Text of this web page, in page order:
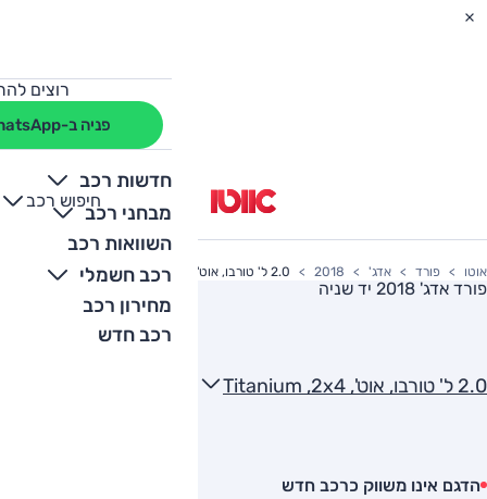
רוצים
פניה ב-WhatsApp
חדשות רכב
מבחני רכב
השוואות רכב
רכב חשמלי
מחירון רכב
רכב חדש
חיפוש רכב
+
-
אוטו פורד אדג' 2018 2.0 ל' טורבו, אוט', Titanium ,2x4
פורד אדג' 2018 יד שניה
2.0 ל' טורבו, אוט', Titanium ,2x4
הדגם אינו משווק כרכב חדש